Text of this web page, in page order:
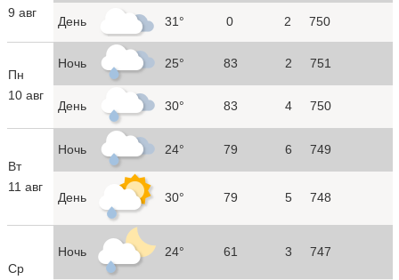
9 авг
День 31° 0 2 750
Пн
10 авг
Ночь 25° 83 2 751
День 30° 83 4 750
Вт
11 авг
Ночь 24° 79 6 749
День 30° 79 5 748
Ср
Ночь 24° 61 3 747